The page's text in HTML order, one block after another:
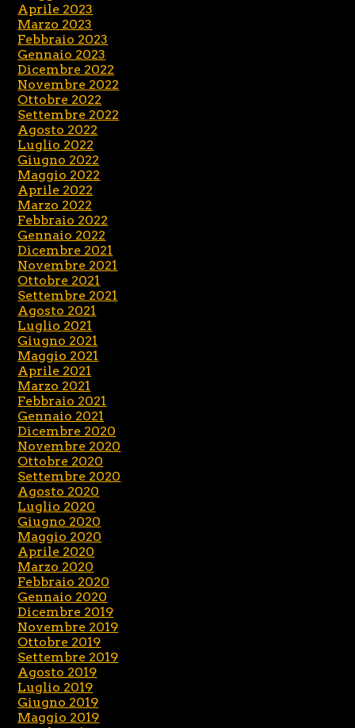
Aprile 2023
Marzo 2023
Febbraio 2023
Gennaio 2023
Dicembre 2022
Novembre 2022
Ottobre 2022
Settembre 2022
Agosto 2022
Luglio 2022
Giugno 2022
Maggio 2022
Aprile 2022
Marzo 2022
Febbraio 2022
Gennaio 2022
Dicembre 2021
Novembre 2021
Ottobre 2021
Settembre 2021
Agosto 2021
Luglio 2021
Giugno 2021
Maggio 2021
Aprile 2021
Marzo 2021
Febbraio 2021
Gennaio 2021
Dicembre 2020
Novembre 2020
Ottobre 2020
Settembre 2020
Agosto 2020
Luglio 2020
Giugno 2020
Maggio 2020
Aprile 2020
Marzo 2020
Febbraio 2020
Gennaio 2020
Dicembre 2019
Novembre 2019
Ottobre 2019
Settembre 2019
Agosto 2019
Luglio 2019
Giugno 2019
Maggio 2019